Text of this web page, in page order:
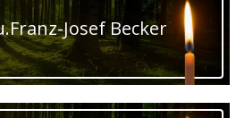
Josef Becker